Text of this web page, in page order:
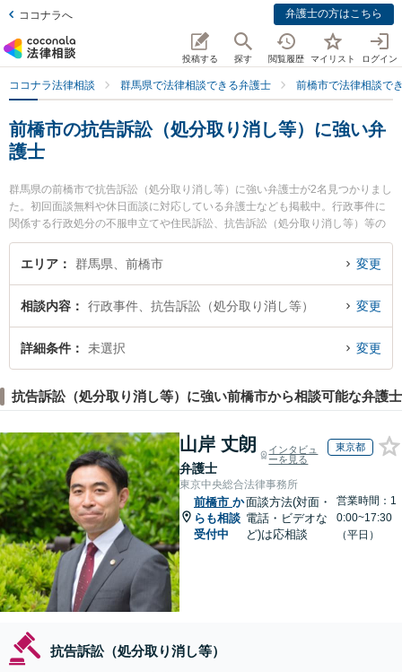
ココナラへ 弁護士の方はこちら
投稿する 探す 閲覧履歴 マイリスト ログイン
ココナラ法律相談 群馬県で法律相談できる弁護士 前橋市で法律相談で
前橋市の抗告訴訟（処分取り消し等）に強い弁
護士
群馬県の前橋市で抗告訴訟（処分取り消し等）に強い弁護士が2名見つかりまし
た。初回面談無料や休日面談に対応している弁護士なども掲載中。行政事件に
関係する行政処分の不服申立てや住民訴訟、抗告訴訟（処分取り消し等）等の
細かな分野での絞り込み検索もでき便利です。特に弁護士法人釘島総合法律事
務所の近野 宏幸弁護士や小渕法律事務所の小渕 喜代治弁護士のプロフィール情
『抗告訴訟（処分取り消し等）のトラブル解決の実績豊富な近くの弁護士を検
索したい』『初回相談無料で抗告訴訟（処分取り消し等）を法律相談できる前
橋市内の弁護士に相談予約したい』などでお困りの相談者さんにおすすめで
エリア 群馬県、前橋市 変更
相談内容 行政事件、抗告訴訟（処分取り消し等） 変更
詳細条件 未選択 変更
抗告訴訟（処分取り消し等）に強い前橋市から相談可能な弁護士
山岸 丈朗
弁護士
インタビュ
ーを見る
東京都
東京中央総合法律事務所
前橋市 か
らも相談
受付中
面談方法(対面・
電話・ビデオな
ど)は応相談
営業時間：1
0:00~17:30
（平日）
抗告訴訟（処分取り消し等）